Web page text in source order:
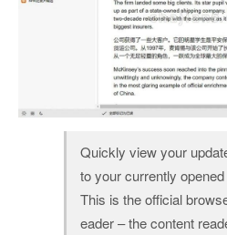
Quickly view your
to your currently
This is the official
eader – the content